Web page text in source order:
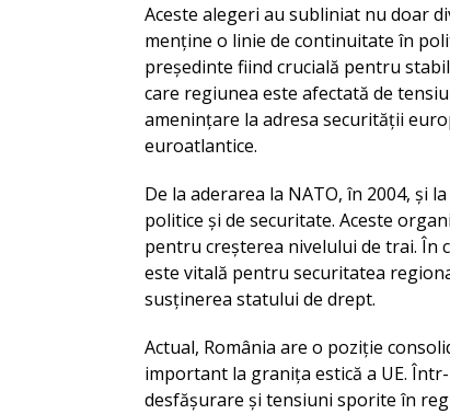
Aceste alegeri au subliniat nu doar
menține o linie de continuitate în
președinte fiind crucială pentru
care regiunea este afectată de
amenințare la adresa securității
euroatlantice.
De la aderarea la NATO, în 2004, și
politice și de securitate. Aceste
pentru creșterea nivelului de trai. În
este vitală pentru securitatea
susținerea statului de drept.
Actual, România are o poziție
important la granița estică a UE.
desfășurare și tensiuni sporite în